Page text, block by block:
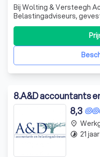
Bij Wolting & Versteegh
Belastingadviseurs,
de Euregio,
en persoonlijke
dienstverlening. Wij
ondernemingen binnen
8.A&D accountants
8,3
place
timelapse 21